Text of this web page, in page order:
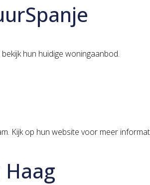
hun huidige woningaanbod.
Kijk op hun website voor meer
Haag